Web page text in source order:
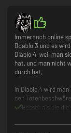
Immernoch online
Doablo 3 und es
Diablo 4, weil man
hat, und man nicht
durch hat,
In Diablo 4 wird
den
Besser als die die